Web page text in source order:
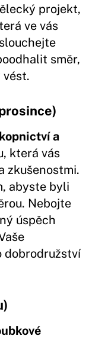
projekt,
ve vás
směr,
vést.
a
která vás
zkušenostmi.
abyste byli
Nebojte
úspěch
dobrodružství